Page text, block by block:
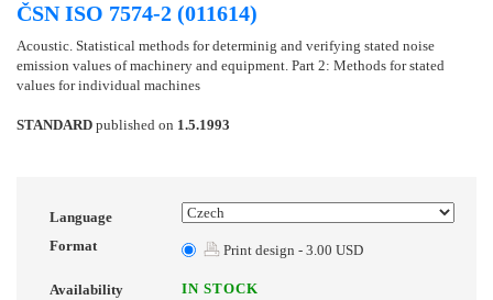
ČSN ISO 7574-2 (011614)
Acoustic. Statistical methods for determinig and verifying stated noise
emission values of machinery and equipment. Part 2: Methods for stated
values for individual machines
STANDARD published on 1.5.1993
Language
Format
Print design - 3.00 USD
Availability IN STOCK